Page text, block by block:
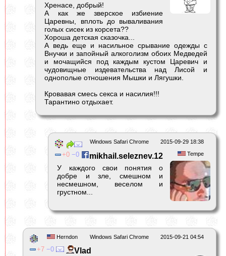
Хренасе, добрый!
А как же зверское избиение
Царевны, вплоть до вываливания
голых сисек из корсета??
Хороша детская сказочка...
А ведь еще и насильное срывание одежды с
Внучки и запойный алкоголизм обоих Медведей
и мочащийся под каждым кустом Царевич и
чудовищные издевательства над Лисой и
однополые отношения Мышки и Лягушки.
Кровавая смесь секса и насилия!!!
Тарантино отдыхает.
2015-09-29 18:38
Windows Safari Chrome
Tempe
0 0 mikhail.seleznev.12
У каждого свои понятия о
добре и зле, смешном и
несмешном, веселом и
грустном...
2015-09-21 04:54
Windows Safari Chrome
Herndon
7 0 Vlad